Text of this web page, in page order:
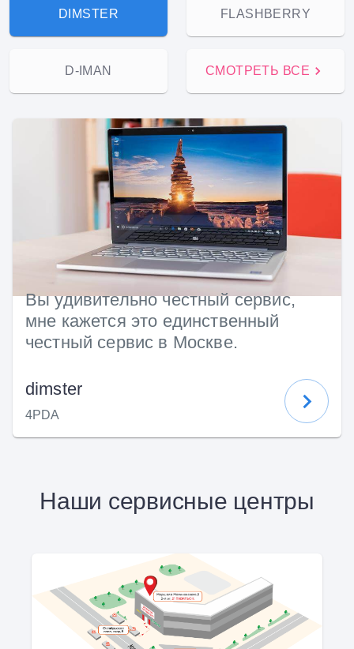
Вы удивительно честный сервис,
мне кажется это единственный
честный сервис в Москве.
dimster
4PDA
DIMSTER FLASHBERRY
D-IMAN СМОТРЕТЬ ВСЕ
Наши сервисные центры